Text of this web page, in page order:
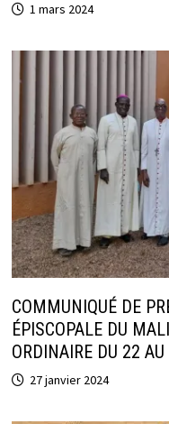
1 mars 2024
COMMUNIQUÉ DE
ÉPISCOPALE DU
ORDINAIRE DU 22
27 janvier 2024